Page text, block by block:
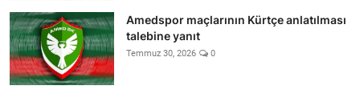
Amedspor maçlarının Kürtçe anlatılması
talebine yanıt
Temmuz 30, 2026 0